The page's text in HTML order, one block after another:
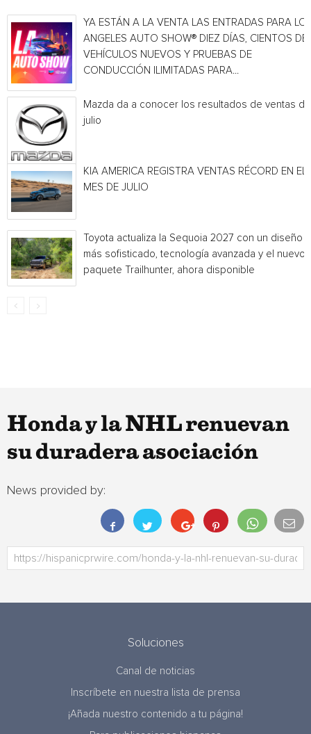
YA ESTÁN A LA VENTA LAS ENTRADAS PARA
ANGELES AUTO SHOW® DIEZ DÍAS, CIENTOS DE
VEHÍCULOS NUEVOS Y PRUEBAS DE
CONDUCCIÓN ILIMITADAS PARA...
Mazda da a conocer los resultados de ventas de
julio
KIA AMERICA REGISTRA VENTAS RÉCORD EN EL
MES DE JULIO
Toyota actualiza la Sequoia 2027 con un diseño
más sofisticado, tecnología avanzada y el nuevo
paquete Trailhunter, ahora disponible
Honda y la NHL renuevan
su duradera asociación
News provided by:
Soluciones
Canal de noticias
Inscríbete en nuestra lista de prensa
¡Añada nuestro contenido a tu página!